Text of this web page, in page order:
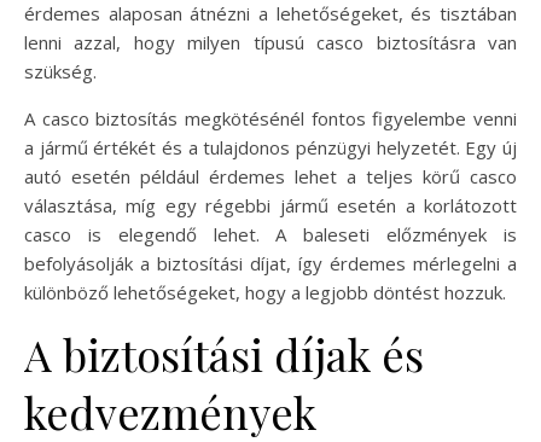
érdemes alaposan átnézni a lehetőségeket, és tisztában
lenni azzal, hogy milyen típusú casco biztosításra van
szükség.
A casco biztosítás megkötésénél fontos figyelembe venni
a jármű értékét és a tulajdonos pénzügyi helyzetét. Egy új
autó esetén például érdemes lehet a teljes körű casco
választása, míg egy régebbi jármű esetén a korlátozott
casco is elegendő lehet. A baleseti előzmények is
befolyásolják a biztosítási díjat, így érdemes mérlegelni a
különböző lehetőségeket, hogy a legjobb döntést hozzuk.
A biztosítási díjak és
kedvezmények